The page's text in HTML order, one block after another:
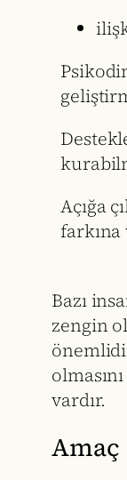
Açığa
Bazı
zengin
vardır.
Amaç